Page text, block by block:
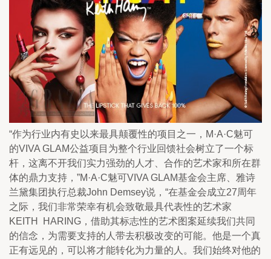
“作为行业内有史以来最具颠覆性的项目之一，M·A·C魅可
的VIVA GLAM公益项目为整个行业回馈社会树立了一个标
杆，这离不开我们实力强劲的人才、合作的艺术家和所在群
体的鼎力支持，”M·A·C魅可VIVA GLAM基金会主席、雅诗
兰黛集团执行总裁John Demsey说，“在基金会成立27周年
之际，我们非常荣幸有机会致敬最具代表性的艺术家
KEITH  HARING，借助其标志性的艺术图案延续我们共同
的信念，为需要支持的人带去积极改变的可能。他是一个真
正有远见的，可以将才能转化为力量的人。我们始终对他的